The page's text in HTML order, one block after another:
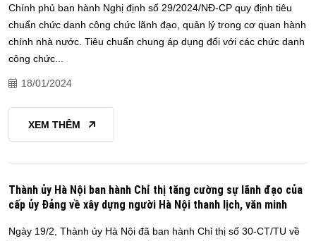
Chính phủ ban hành Nghị định số 29/2024/NĐ-CP quy định tiêu
chuẩn chức danh công chức lãnh đạo, quản lý trong cơ quan hành
chính nhà nước. Tiêu chuẩn chung áp dụng đối với các chức danh
công chức...
18/01/2024
XEM THÊM
Thành ủy Hà Nội ban hành Chỉ thị tăng cường sự lãnh đạo của
cấp ủy Đảng về xây dựng người Hà Nội thanh lịch, văn minh
Ngày 19/2, Thành ủy Hà Nội đã ban hành Chỉ thị số 30-CT/TU về